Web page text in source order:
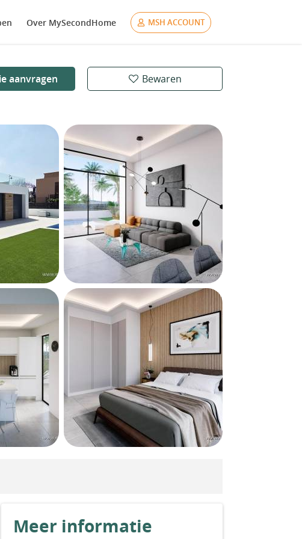
Over MySecondHome MSH ACCOUNT
aanvragen Bewaren
Meer informatie